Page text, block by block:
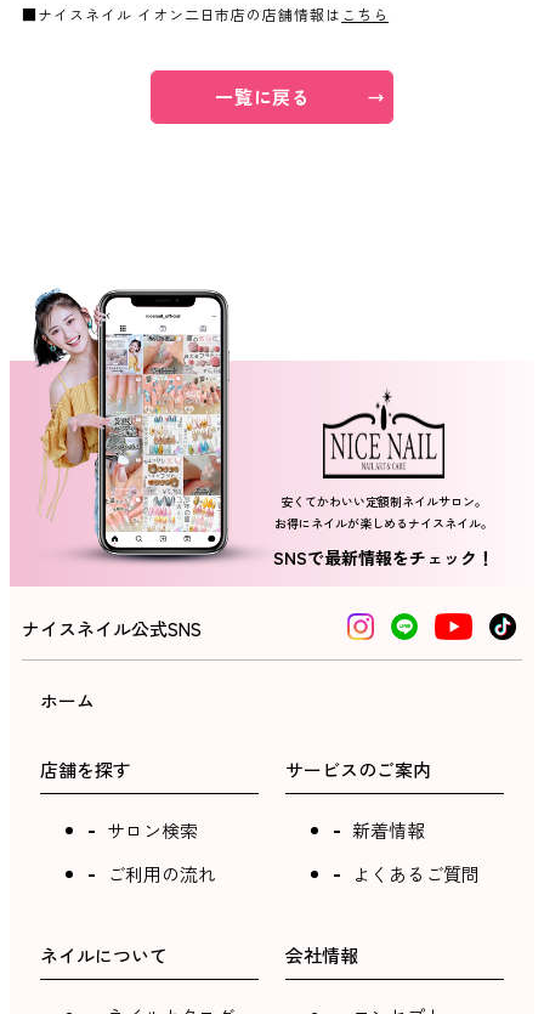
消費者志向自主宣言
新着情報
採用情報
ネイルスクール
■ナイスネイル イオン二日市店の店舗情報は こちら
一覧に戻る
安くてかわいい定額制ネイルサロン。
お得にネイルが楽しめるナイスネイル。
SNSで最新情報をチェック！
ナイスネイル公式SNS
ホーム
店舗を探す
サロン検索
ご利用の流れ
サービスのご案内
新着情報
よくあるご質問
ネイルについて 会社情報